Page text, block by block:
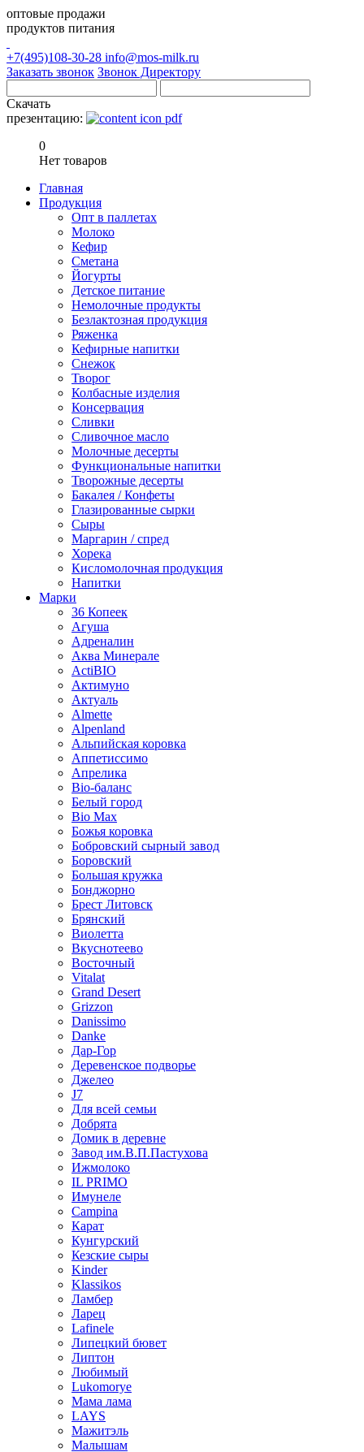
оптовые продажи
продуктов питания
+7(495)108-30-28 info@mos-milk.ru
Заказать звонок Звонок Директору
Скачать
презентацию:
0
Нет товаров
Главная
Продукция
Опт в паллетах
Молоко
Кефир
Сметана
Йогурты
Детское питание
Немолочные продукты
Безлактозная продукция
Ряженка
Кефирные напитки
Снежок
Творог
Колбасные изделия
Консервация
Сливки
Сливочное масло
Молочные десерты
Функциональные напитки
Творожные десерты
Бакалея / Конфеты
Глазированные сырки
Сыры
Маргарин / спред
Хорека
Кисломолочная продукция
Напитки
Марки
36 Копеек
Агуша
Адреналин
Аква Минерале
ActiBIO
Актимуно
Актуаль
Almette
Alpenland
Альпийская коровка
Аппетиссимо
Апрелика
Bio-баланс
Белый город
Bio Max
Божья коровка
Бобровский сырный завод
Боровский
Большая кружка
Бонджорно
Брест Литовск
Брянский
Виолетта
Вкуснотеево
Восточный
Vitalat
Grand Desert
Grizzon
Danissimo
Danke
Дар-Гор
Деревенское подворье
Джелео
J7
Для всей семьи
Добрята
Домик в деревне
Завод им.В.П.Пастухова
Ижмолоко
IL PRIMO
Имунеле
Campina
Карат
Кунгурский
Кезские сыры
Kinder
Klassikos
Ламбер
Ларец
Lafinele
Липецкий бювет
Липтон
Любимый
Lukomorye
Мама лама
LAYS
Мажитэль
Малышам